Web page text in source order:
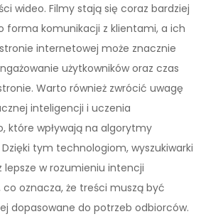
wideo. Filmy stają się coraz bardziej
forma komunikacji z klientami, a ich
internetowej może znacznie
użytkowników oraz czas
Warto również zwrócić uwagę
inteligencji i uczenia
które wpływają na algorytmy
Dzięki tym technologiom, wyszukiwarki
lepsze w rozumieniu intencji
co oznacza, że treści muszą być
dopasowane do potrzeb odbiorców.